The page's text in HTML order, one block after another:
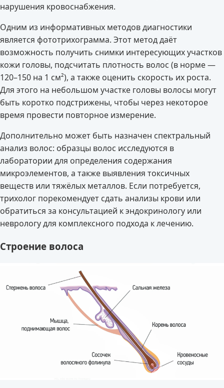
нарушения кровоснабжения.
Одним из информативных методов диагностики
является фототрихограмма. Этот метод даёт
возможность получить снимки интересующих участков
кожи головы, подсчитать плотность волос (в норме —
120–150 на 1 см²), а также оценить скорость их роста.
Для этого на небольшом участке головы волосы могут
быть коротко подстрижены, чтобы через некоторое
время провести повторное измерение.
Дополнительно может быть назначен спектральный
анализ волос: образцы волос исследуются в
лаборатории для определения содержания
микроэлементов, а также выявления токсичных
веществ или тяжёлых металлов. Если потребуется,
трихолог порекомендует сдать анализы крови или
обратиться за консультацией к эндокринологу или
неврологу для комплексного подхода к лечению.
Строение волоса